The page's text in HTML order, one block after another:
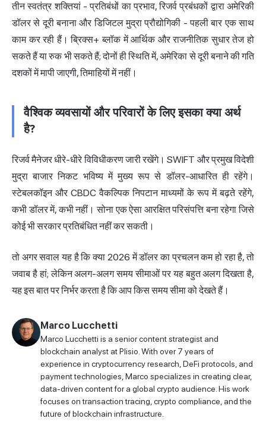
तीन स्वतंत्र शक्तियां - प्रतिबंधों का प्रभाव, रिजर्व प्रबंधकों द्वारा अमेरिकी
डॉलर से दूरी बनाना और डिजिटल मुद्रा प्रौद्योगिकी - पहली बार एक साथ
काम कर रही हैं। ब्रिक्स+ ब्लॉक में आर्थिक और राजनीतिक सुधार तेज हो
सकते हैं या रुक भी सकते हैं; दोनों ही स्थिति में, अमेरिका से दूरी बनाने की गति
दशकों में मापी जाएगी, तिमाहियों में नहीं।
वैश्विक व्यवसायों और परिवारों के लिए इसका क्या अर्थ
है?
रिजर्व मैनेजर धीरे-धीरे विविधीकरण जारी रखेंगे। SWIFT और प्रमुख विदेशी
मुद्रा बाजार निकट भविष्य में मुख्य रूप से डॉलर-आधारित ही रहेंगे।
स्टेबलकॉइन और CBDC वैकल्पिक निपटान माध्यमों के रूप में बढ़ते रहेंगे,
कभी डॉलर में, कभी नहीं। सोना एक ऐसा आरक्षित परिसंपत्ति बना रहेगा जिसे
कोई भी सरकार प्रतिबंधित नहीं कर सकती।
तो अगर सवाल यह है कि क्या 2026 में डॉलर का प्रचलन कम हो रहा है, तो
जवाब है हां; लेकिन अलग-अलग समय सीमाओं पर यह बहुत अलग दिखता है,
यह इस बात पर निर्भर करता है कि आप किस समय सीमा को देखते हैं।
Marco Lucchetti
Marco Lucchetti is a senior content strategist and
blockchain analyst at Plisio. With over 7 years of
experience in cryptocurrency research, DeFi protocols, and
payment technologies, Marco specializes in creating clear,
data-driven content for a global crypto audience. His work
focuses on transaction tracing, crypto compliance, and the
future of blockchain infrastructure.